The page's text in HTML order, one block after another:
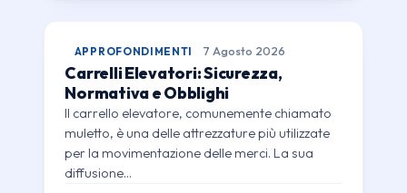
APPROFONDIMENTI 7 Agosto 2026
Carrelli Elevatori: Sicurezza,
Normativa e Obblighi
Il carrello elevatore, comunemente chiamato
muletto, è una delle attrezzature più utilizzate
per la movimentazione delle merci. La sua
diffusione…